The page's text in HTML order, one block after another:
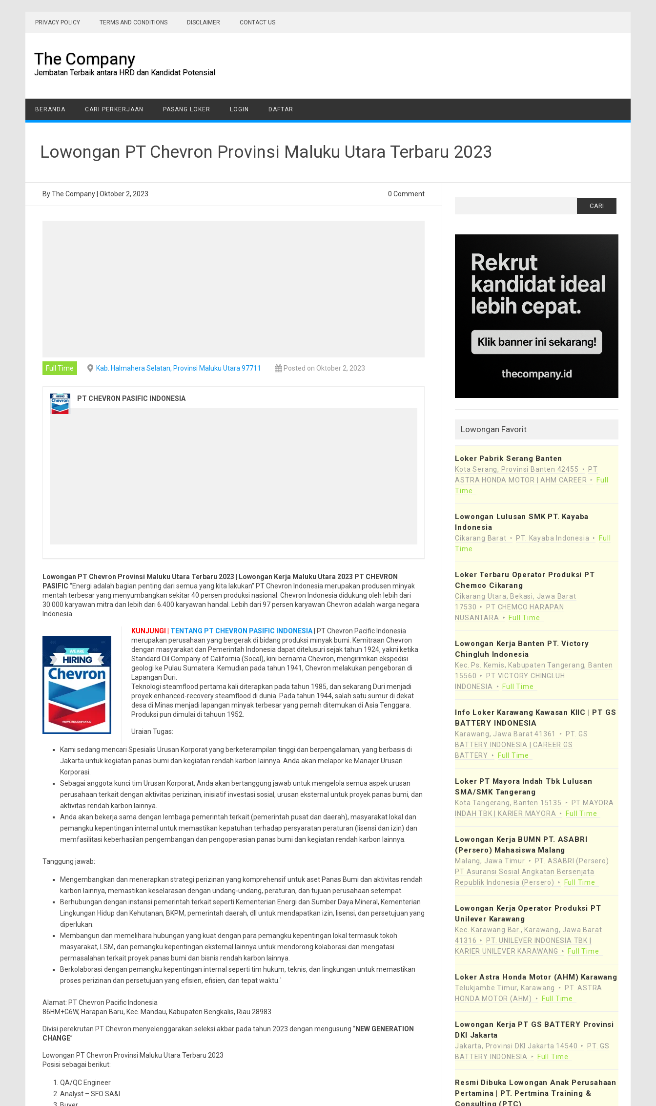
PRIVACY POLICY TERMS AND CONDITIONS DISCLAIMER CONTACT US
The Company
Jembatan Terbaik antara HRD dan Kandidat Potensial
BERANDA CARI PERKERJAAN PASANG LOKER LOGIN DAFTAR
Lowongan PT Chevron Provinsi Maluku Utara Terbaru 2023
ByThe Company Oktober 2, 2023 0 Comment
Full Time Kab. Halmahera Selatan, Provinsi Maluku Utara 97711 Posted on Oktober 2, 2023
PT CHEVRON PASIFIC INDONESIA
Lowongan PT Chevron Provinsi Maluku Utara Terbaru 2023 | Lowongan Kerja Maluku Utara 2023 PT CHEVRON
PASIFIC “Energi adalah bagian penting dari semua yang kita lakukan” PT Chevron Indonesia merupakan produsen minyak
mentah terbesar yang menyumbangkan sekitar 40 persen produksi nasional. Chevron Indonesia didukung oleh lebih dari
30.000 karyawan mitra dan lebih dari 6.400 karyawan handal. Lebih dari 97 persen karyawan Chevron adalah warga negara
Indonesia.
KUNJUNGI | TENTANG PT CHEVRON PASIFIC INDONESIA| PT Chevron Pacific Indonesia
merupakan perusahaan yang bergerak di bidang produksi minyak bumi. Kemitraan Chevron
dengan masyarakat dan Pemerintah Indonesia dapat ditelusuri sejak tahun 1924, yakni ketika
Standard Oil Company of California (Socal), kini bernama Chevron, mengirimkan ekspedisi
geologi ke Pulau Sumatera. Kemudian pada tahun 1941, Chevron melakukan pengeboran di
Lapangan Duri.
Teknologi steamflood pertama kali diterapkan pada tahun 1985, dan sekarang Duri menjadi
proyek enhanced-recovery steamflood di dunia. Pada tahun 1944, salah satu sumur di dekat
desa di Minas menjadi lapangan minyak terbesar yang pernah ditemukan di Asia Tenggara.
Produksi pun dimulai di tahuun 1952.
Uraian Tugas:
Kami sedang mencari Spesialis Urusan Korporat yang berketerampilan tinggi dan berpengalaman, yang berbasis di
Jakarta untuk kegiatan panas bumi dan kegiatan rendah karbon lainnya. Anda akan melapor ke Manajer Urusan
Korporasi.
Sebagai anggota kunci tim Urusan Korporat, Anda akan bertanggung jawab untuk mengelola semua aspek urusan
perusahaan terkait dengan aktivitas perizinan, inisiatif investasi sosial, urusan eksternal untuk proyek panas bumi, dan
aktivitas rendah karbon lainnya.
Anda akan bekerja sama dengan lembaga pemerintah terkait (pemerintah pusat dan daerah), masyarakat lokal dan
pemangku kepentingan internal untuk memastikan kepatuhan terhadap persyaratan peraturan (lisensi dan izin) dan
memfasilitasi keberhasilan pengembangan dan pengoperasian panas bumi dan kegiatan rendah karbon lainnya.
Tanggung jawab:
Mengembangkan dan menerapkan strategi perizinan yang komprehensif untuk aset Panas Bumi dan aktivitas rendah
karbon lainnya, memastikan keselarasan dengan undang-undang, peraturan, dan tujuan perusahaan setempat.
Berhubungan dengan instansi pemerintah terkait seperti Kementerian Energi dan Sumber Daya Mineral, Kementerian
Lingkungan Hidup dan Kehutanan, BKPM, pemerintah daerah, dll untuk mendapatkan izin, lisensi, dan persetujuan yang
diperlukan.
Membangun dan memelihara hubungan yang kuat dengan para pemangku kepentingan lokal termasuk tokoh
masyarakat, LSM, dan pemangku kepentingan eksternal lainnya untuk mendorong kolaborasi dan mengatasi
permasalahan terkait proyek panas bumi dan bisnis rendah karbon lainnya.
Berkolaborasi dengan pemangku kepentingan internal seperti tim hukum, teknis, dan lingkungan untuk memastikan
proses perizinan dan persetujuan yang efisien, efisien, dan tepat waktu.`
Alamat: PT Chevron Pacific Indonesia
86HM+G6W, Harapan Baru, Kec. Mandau, Kabupaten Bengkalis, Riau 28983
Divisi perekrutan PT Chevron menyelenggarakan seleksi akbar pada tahun 2023 dengan mengusung “NEW GENERATION
CHANGE”
Lowongan PT Chevron Provinsi Maluku Utara Terbaru 2023
Posisi sebagai berikut:
QA/QC Engineer
Analyst – SFO SA&I
Lowongan Favorit
Loker Pabrik Serang Banten
Kota Serang, Provinsi Banten 42455
PT
ASTRA HONDA MOTOR | AHM CAREER
Full
Time
Lowongan Lulusan SMK PT. Kayaba
Indonesia
Cikarang Barat PT. Kayaba Indonesia
Full
Time
Loker Terbaru Operator Produksi PT
Chemco Cikarang
Cikarang Utara, Bekasi, Jawa Barat
17530
PT CHEMCO HARAPAN
NUSANTARA
Full Time
Lowongan Kerja Banten PT. Victory
Chingluh Indonesia
Kec. Ps. Kemis, Kabupaten Tangerang, Banten
15560
PT VICTORY CHINGLUH
INDONESIA
Full Time
Info Loker Karawang Kawasan KIIC | PT GS
BATTERY INDONESIA
Karawang, Jawa Barat 41361
PT. GS
BATTERY INDONESIA | CAREER GS
BATTERY
Full Time
Loker PT Mayora Indah Tbk Lulusan
SMA/SMK Tangerang
Kota Tangerang, Banten 15135
PT MAYORA
INDAH TBK | KARIER MAYORA
Full Time
Lowongan Kerja BUMN PT. ASABRI
(Persero) Mahasiswa Malang
Malang, Jawa Timur
PT. ASABRI (Persero)
PT Asuransi Sosial Angkatan Bersenjata
Republik Indonesia (Persero)
Full Time
Lowongan Kerja Operator Produksi PT
Unilever Karawang
Kec. Karawang Bar., Karawang, Jawa Barat
41316
PT. UNILEVER INDONESIA TBK |
KARIER UNILEVER KARAWANG
Full Time
Loker Astra Honda Motor (AHM) Karawang
Telukjambe Timur, Karawang
PT. ASTRA
HONDA MOTOR (AHM)
Full Time
Lowongan Kerja PT GS BATTERY Provinsi
DKI Jakarta
Jakarta, Provinsi DKI Jakarta 14540
PT. GS
BATTERY INDONESIA
Full Time
Resmi Dibuka Lowongan Anak Perusahaan
Pertamina | PT. Pertmina Training &
Consulting (PTC)